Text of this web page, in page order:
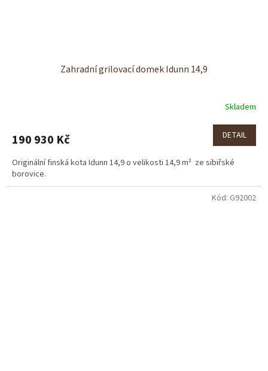
Zahradní grilovací domek Idunn 14,9
Skladem
190 930 Kč DETAIL
Originální finská kota Idunn 14,9 o velikosti 14,9 m² ze sibiřské
borovice.
Kód: G92002